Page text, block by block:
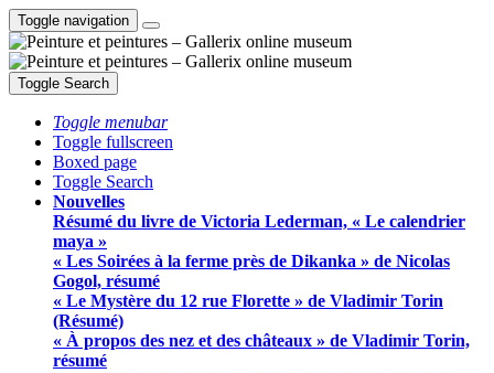
Toggle navigation
Toggle Search
Toggle menubar
Toggle fullscreen
Boxed page
Toggle Search
Nouvelles
Résumé du livre de Victoria Lederman, « Le calendrier
maya »
« Les Soirées à la ferme près de Dikanka » de Nicolas
Gogol, résumé
« Le Mystère du 12 rue Florette » de Vladimir Torin
(Résumé)
« À propos des nez et des châteaux » de Vladimir Torin,
résumé